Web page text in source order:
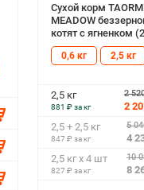
Сухой корм
MEADOW
котят с ягненком
0,6 кг 2,5 кг
2,5 кг
881 ₽ за кг
2
2
2,5 + 2,5 кг
847 ₽ за кг
5
4
2,5 кг х 4 шт
827 ₽ за кг
10
8